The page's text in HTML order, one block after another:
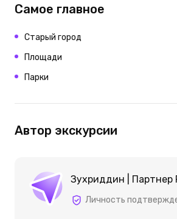
Самое главное
Старый город
Площади
Парки
Автор экскурсии
Зухриддин | Партнер
Личность